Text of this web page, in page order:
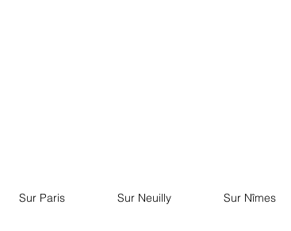
Sur Paris Sur Neuilly Sur Nîmes